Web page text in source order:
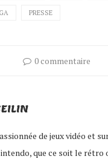
PRESSE
0 commentaire
de jeux vidéo et
que ce soit le rétro